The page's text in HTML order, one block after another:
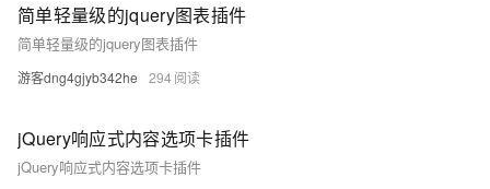
简单轻量级的jquery图表插件
简单轻量级的jquery图表插件
游客dng4gjyb342he 294
jQuery响应式内容选项卡插件
jQuery响应式内容选项卡插件